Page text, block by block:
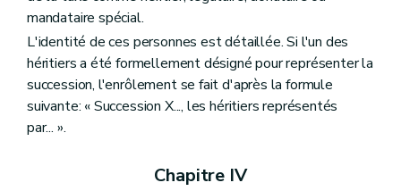
mandataire spécial.
L'identité de ces personnes est détaillée. Si l'un des
héritiers a été formellement désigné pour représenter la
succession, l'enrôlement se fait d'après la formule
suivante: « Succession X..., les héritiers représentés
par... ».
Chapitre IV